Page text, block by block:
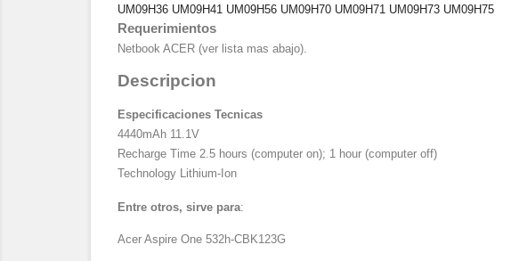
UM09H36 UM09H41 UM09H56 UM09H70 UM09H71 UM09H73 UM09H75
Requerimientos
Netbook ACER (ver lista mas abajo).
Descripcion
Especificaciones Tecnicas
4440mAh 11.1V
Recharge Time 2.5 hours (computer on); 1 hour (computer off)
Technology Lithium-Ion
Entre otros, sirve para:
Acer Aspire One 532h-CBK123G